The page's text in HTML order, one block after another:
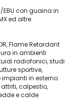
EBU con guaina in
ed altre
Flame Retardant
in ambienti
radiofonici, studi
sportive,
in esterno.
calpestio,
e calde